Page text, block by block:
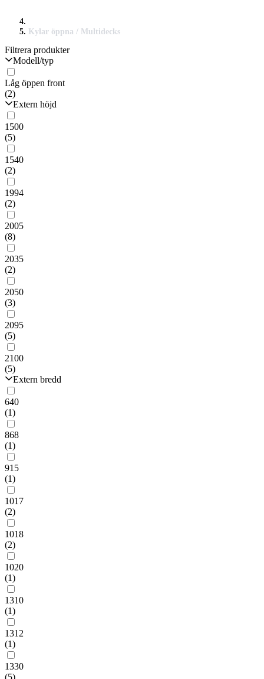
Kylar öppna / Multidecks
Filtrera produkter
Modell/typ
Låg öppen front
(2)
Extern höjd
1500
(5)
1540
(2)
1994
(2)
2005
(8)
2035
(2)
2050
(3)
2095
(5)
2100
(5)
Extern bredd
640
(1)
868
(1)
915
(1)
1017
(2)
1018
(2)
1020
(1)
1310
(1)
1312
(1)
1330